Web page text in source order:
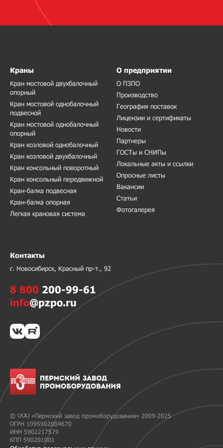
© ООО «Пермский завод промоборудования» 2009-2025
ОГРН 1095902004670
ИНН 5902217579
КПП 590201001
Краны
Кран мостовой двухбалочный
опорный
Кран мостовой однобалочный
подвесной
Кран мостовой однобалочный
опорный
Кран козловой однобалочный
Кран козловой двухбалочный
Кран консольный поворотный
Кран консольный передвижной
Кран-балка подвесная
Кран-балка опорная
Легкая крановая система
О предприятии
О ПЗПО
Производство
География поставок
Лицензии и сертификаты
Новости
Партнеры
ГОСТы и СНИПы
Локальные акты и ссылки
Опросные листы
Вакансии
Статьи
Фотогалерея
Контакты
г. Новосибирск, Красный пр-т., 92
8 800 200-99-61
info@pzpo.ru